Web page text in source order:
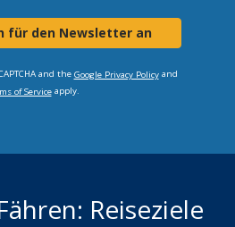
für den Newsletter an
and the Google Privacy Policyand
of Serviceapply.
Reiseziele